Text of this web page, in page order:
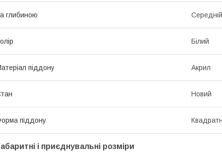
глибиною
Білий
піддону Акрил
Новий
піддону
і приєднувальні розміри